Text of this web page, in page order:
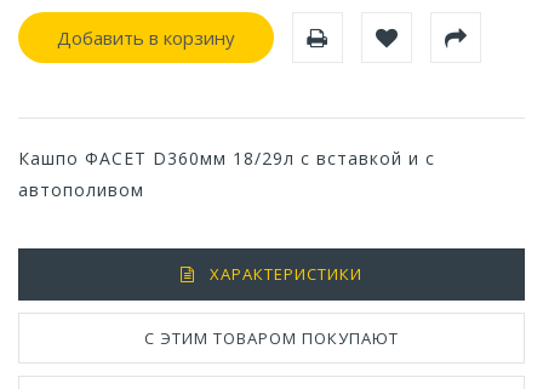
Добавить в корзину
Кашпо ФАСЕТ D360мм 18/29л с вставкой и с
автополивом
ХАРАКТЕРИСТИКИ
С ЭТИМ ТОВАРОМ ПОКУПАЮТ